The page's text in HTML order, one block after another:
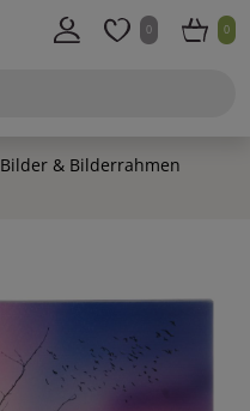
0 0
Bilder & Bilderrahmen